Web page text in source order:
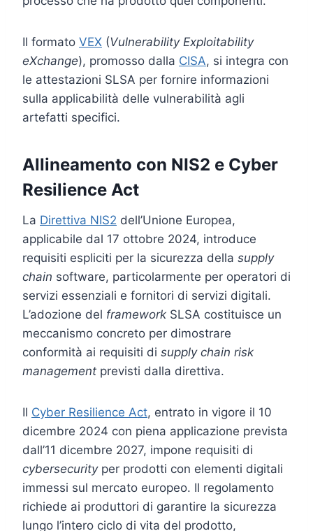
Il formato VEX (Vulnerability Exploitability
eXchange), promosso dalla CISA, si integra con
le attestazioni SLSA per fornire informazioni
sulla applicabilità delle vulnerabilità agli
artefatti specifici.
Allineamento con NIS2 e Cyber
Resilience Act
La Direttiva NIS2 dell’Unione Europea,
applicabile dal 17 ottobre 2024, introduce
requisiti espliciti per la sicurezza della supply
chain software, particolarmente per operatori di
servizi essenziali e fornitori di servizi digitali.
L’adozione del framework SLSA costituisce un
meccanismo concreto per dimostrare
conformità ai requisiti di supply chain risk
management previsti dalla direttiva.
Il Cyber Resilience Act, entrato in vigore il 10
dicembre 2024 con piena applicazione prevista
dall’11 dicembre 2027, impone requisiti di
cybersecurityper prodotti con elementi digitali
immessi sul mercato europeo. Il regolamento
richiede ai produttori di garantire la sicurezza
lungo l’intero ciclo di vita del prodotto,